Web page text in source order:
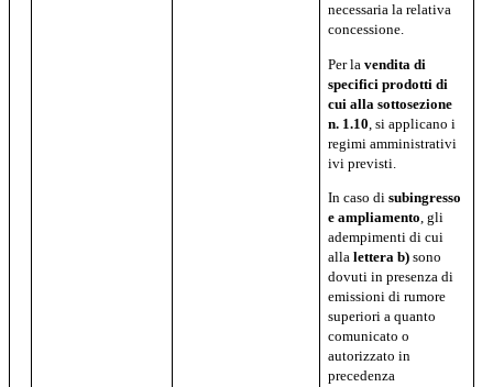
necessaria la relativa
concessione.
Per lavendita di
specifici prodotti di
cui alla sottosezione
n. 1.10 , si applicano i
regimi amministrativi
ivi previsti.
In caso disubingresso
e ampliamento , gli
adempimenti di cui
allalettera b) sono
dovuti in presenza di
emissioni di rumore
superiori a quanto
comunicato o
autorizzato in
precedenza